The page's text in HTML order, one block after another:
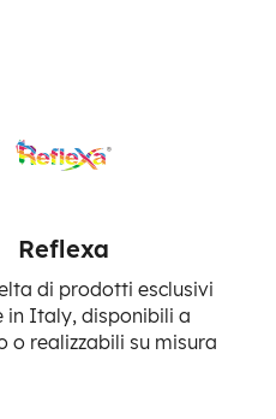
Reflexa
di prodotti esclusivi
in Italy, disponibili a
o realizzabili su misura